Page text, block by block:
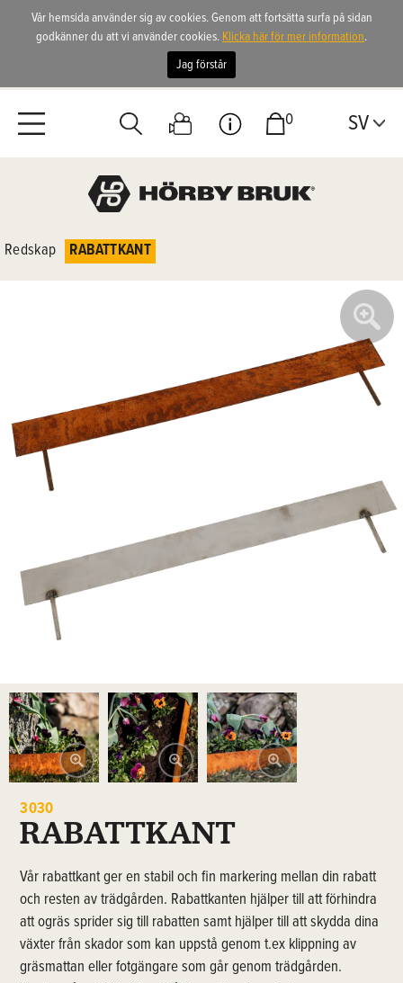
0 SV
Redskap RABATTKANT
3030
RABATTKANT
Vår rabattkant ger en stabil och fin markering mellan din rabatt
och resten av trädgården. Rabattkanten hjälper till att förhindra
att ogräs sprider sig till rabatten samt hjälper till att skydda dina
växter från skador som kan uppstå genom t.ex klippning av
gräsmattan eller fotgängare som går genom trädgården.
Vår hemsida använder sig av cookies. Genom att fortsätta surfa på sidan
godkänner du att vi använder cookies. Klicka här för mer information.
Jag förstår